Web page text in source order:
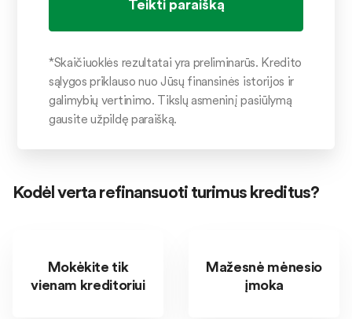
*Skaičiuoklės rezultatai yra preliminarūs. Kredito
sąlygos priklauso nuo Jūsų finansinės istorijos ir
galimybių vertinimo. Tikslų asmeninį pasiūlymą
gausite užpildę paraišką.
Kodėl verta refinansuoti turimus kreditus?
Mokėkite tik
vienam kreditoriui
Mažesnė mėnesio
įmoka